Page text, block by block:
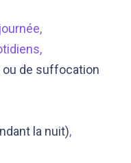
,
,
de suffocation
la nuit),